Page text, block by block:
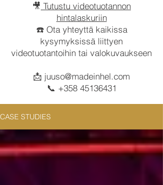
🎥 Tutustu videotuotannon
hintalaskuriin
☎️ Ota yhteyttä kaikissa
kysymyksissä liittyen
videotuotantoihin tai valokuvaukseen
📩 juuso@madeinhel.com
📞 +358 45136431
CASE STUDIES